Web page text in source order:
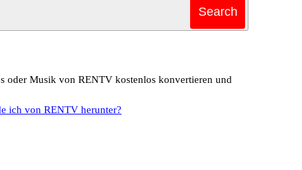
oder Musik von RENTV kostenlos konvertieren und
ich von RENTV herunter?